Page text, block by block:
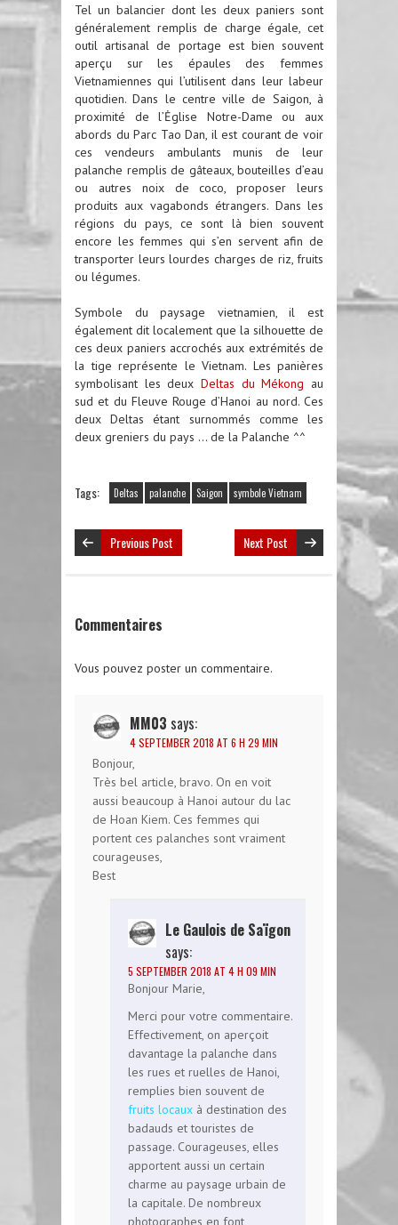
Tel un balancier dont les deux paniers sont
généralement remplis de charge égale, cet
outil artisanal de portage est bien souvent
aperçu sur les épaules des femmes
Vietnamiennes qui l’utilisent dans leur labeur
quotidien. Dans le centre ville de Saigon, à
proximité de l’Ėglise Notre-Dame ou aux
abords du Parc Tao Dan, il est courant de voir
ces vendeurs ambulants munis de leur
palanche remplis de gâteaux, bouteilles d’eau
ou autres noix de coco, proposer leurs
produits aux vagabonds étrangers. Dans les
régions du pays, ce sont là bien souvent
encore les femmes qui s’en servent afin de
transporter leurs lourdes charges de riz, fruits
ou légumes.
Symbole du paysage vietnamien, il est
également dit localement que la silhouette de
ces deux paniers accrochés aux extrémités de
la tige représente le Vietnam. Les panières
symbolisant les deux Deltas du Mékong au
sud et du Fleuve Rouge d’Hanoi au nord. Ces
deux Deltas étant surnommés comme les
deux greniers du pays … de la Palanche ^^
Tags: Deltas palanche Saigon symbole Vietnam
Previous Post Next Post
Commentaires
Vous pouvez poster un commentaire.
MM03 says:
4 SEPTEMBER 2018 AT 6 H 29 MIN
Bonjour,
Très bel article, bravo. On en voit
aussi beaucoup à Hanoi autour du lac
de Hoan Kiem. Ces femmes qui
portent ces palanches sont vraiment
courageuses,
Best
Le Gaulois de Saïgon
says:
5 SEPTEMBER 2018 AT 4 H 09 MIN
Bonjour Marie,
Merci pour votre commentaire.
Effectivement, on aperçoit
davantage la palanche dans
les rues et ruelles de Hanoi,
remplies bien souvent de
fruits locaux à destination des
badauds et touristes de
passage. Courageuses, elles
apportent aussi un certain
charme au paysage urbain de
la capitale. De nombreux
photographes en font